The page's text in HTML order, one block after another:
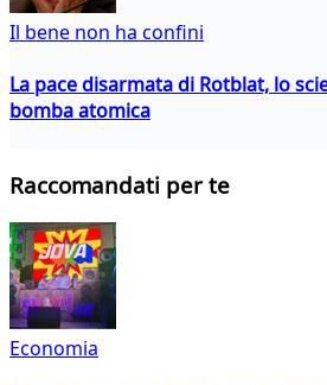
Il bene non ha confini
La pace disarmata di Rotblat, lo
bomba atomica
Raccomandati per te
Economia